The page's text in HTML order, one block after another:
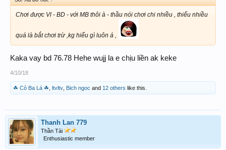
Chơi được Vl - BD - với MB thôi à - thầu nói chơi chi nhiều , thiếu nhiều
quá là bắt chơi trừ ,kg hiểu gì luôn á ,
Kaka vay bd 76.78 Hehe wujj la e chịu liền ak keke
4/10/18
☘ Cỏ Ba Lá ☘ ltvltv Bich ngoc and 12 others like this.
Thanh Lan 779
Thần Tài
Enthusiastic member